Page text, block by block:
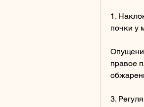
1.
почки у
правое
3.